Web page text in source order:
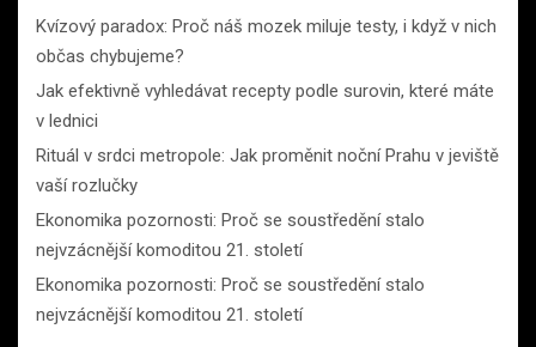
Kvízový paradox: Proč náš mozek miluje testy, i když v nich
občas chybujeme?
Jak efektivně vyhledávat recepty podle surovin, které máte
v lednici
Rituál v srdci metropole: Jak proměnit noční Prahu v jeviště
vaší rozlučky
Ekonomika pozornosti: Proč se soustředění stalo
nejvzácnější komoditou 21. století
Ekonomika pozornosti: Proč se soustředění stalo
nejvzácnější komoditou 21. století